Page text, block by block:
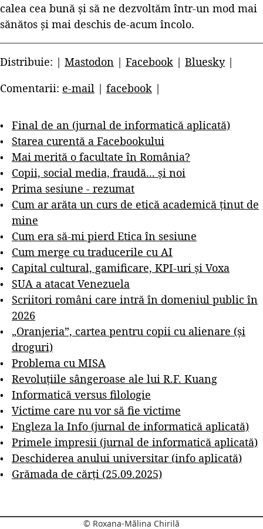
calea cea bună și să ne dezvoltăm într-un mod mai
sănătos și mai deschis de-acum încolo.
Distribuie: | Mastodon | Facebook | Bluesky|
Comentarii: e-mail | facebook |
Final de an (jurnal de informatică aplicată)
Starea curentă a Facebookului
Mai merită o facultate în România?
Copii, social media, fraudă... și noi
Prima sesiune - rezumat
Cum ar arăta un curs de etică academică ținut de
mine
Cum era să-mi pierd Etica în sesiune
Cum merge cu traducerile cu AI
Capital cultural, gamificare, KPI-uri și Voxa
SUA a atacat Venezuela
Scriitori români care intră în domeniul public în
2026
„Oranjeria”, cartea pentru copii cu alienare (și
droguri)
Problema cu MISA
Revoluțiile sângeroase ale lui R.F. Kuang
Informatică versus filologie
Victime care nu vor să fie victime
Engleza la Info (jurnal de informatică aplicată)
Primele impresii (jurnal de informatică aplicată)
Deschiderea anului universitar (info aplicată)
Grămada de cărți (25.09.2025)
© Roxana-Mălina Chirilă